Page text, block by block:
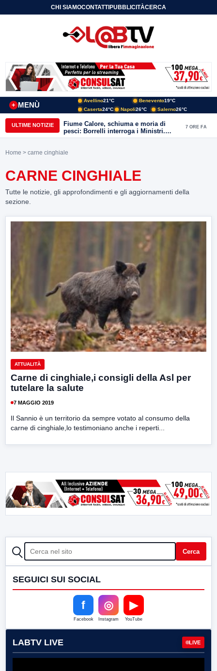
CHI SIAMOCONTATTIPUBBLICITÀCERCA
MENÙ
+
Avellino21°C Benevento19°C
Caserta24°C Napoli26°C Salerno26°C
ULTIME NOTIZIE
Fiume Calore, schiuma e moria di
pesci: Borrelli interroga i Ministri.
“Benevento paga l’assenza del
7 ORE FA
Home > carne cinghiale
CARNE CINGHIALE
Tutte le notizie, gli approfondimenti e gli aggiornamenti della
sezione.
ATTUALITÀ
Carne di cinghiale,i consigli della Asl per
tutelare la salute
7 MAGGIO 2019
Il Sannio è un territorio da sempre votato al consumo della
carne di cinghiale,lo testimoniano anche i reperti...
CERCA Cerca
SEGUICI SUI SOCIAL
f
Facebook
◎
Instagram
▶
YouTube
LABTV LIVE LIVE